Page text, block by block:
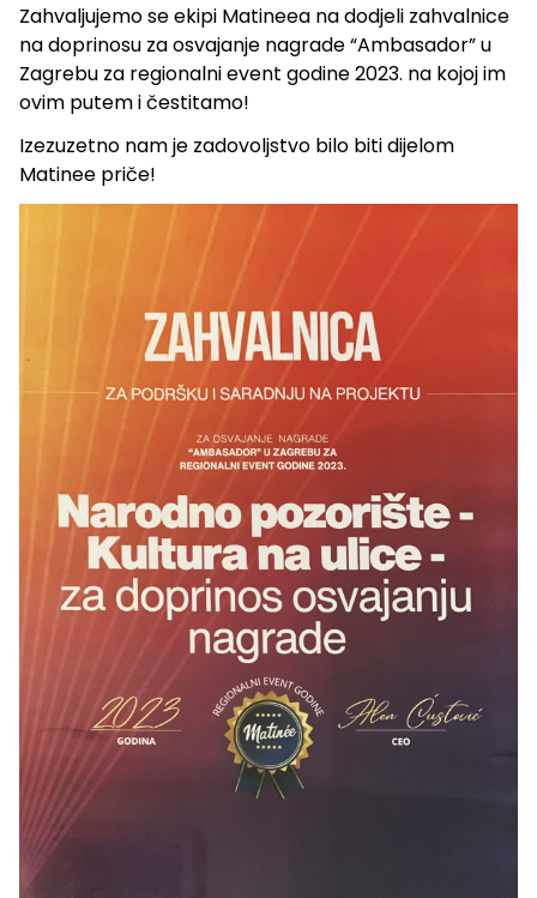
Zahvaljujemo se ekipi Matineea na dodjeli zahvalnice
na doprinosu za osvajanje nagrade “Ambasador” u
Zagrebu za regionalni event godine 2023. na kojoj im
ovim putem i čestitamo!
Izezuzetno nam je zadovoljstvo bilo biti dijelom
Matinee priče!